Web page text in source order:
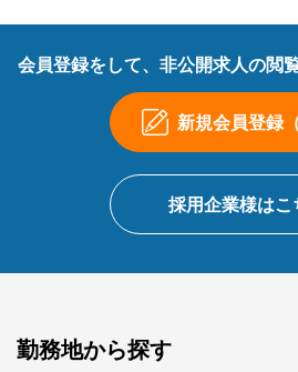
会員登録をして、非公開求人の閲
新規会員登録
採用企業様はこ
勤務地から探す